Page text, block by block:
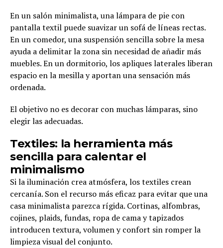
En un salón minimalista, una lámpara de pie con
pantalla textil puede suavizar un sofá de líneas rectas.
En un comedor, una suspensión sencilla sobre la mesa
ayuda a delimitar la zona sin necesidad de añadir más
muebles. En un dormitorio, los apliques laterales liberan
espacio en la mesilla y aportan una sensación más
ordenada.
El objetivo no es decorar con muchas lámparas, sino
elegir las adecuadas.
Textiles: la herramienta más
sencilla para calentar el
minimalismo
Si la iluminación crea atmósfera, los textiles crean
cercanía. Son el recurso más eficaz para evitar que una
casa minimalista parezca rígida. Cortinas, alfombras,
cojines, plaids, fundas, ropa de cama y tapizados
introducen textura, volumen y confort sin romper la
limpieza visual del conjunto.